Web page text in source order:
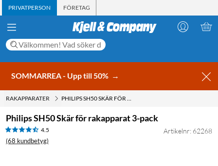
PRIVATPERSON FÖRETAG
SOMMARREA - Upp till 50% →
RAKAPPARATER PHILIPS SH50 SKÄR FÖR RAKAPPARAT 3-PACK
Philips SH50 Skär för rakapparat 3-pack
4.5
(68 kundbetyg)
Artikelnr: 62268